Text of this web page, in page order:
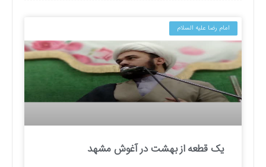
امام رضا علیه السلام
یک قطعه از بهشت در آغوش مشهد